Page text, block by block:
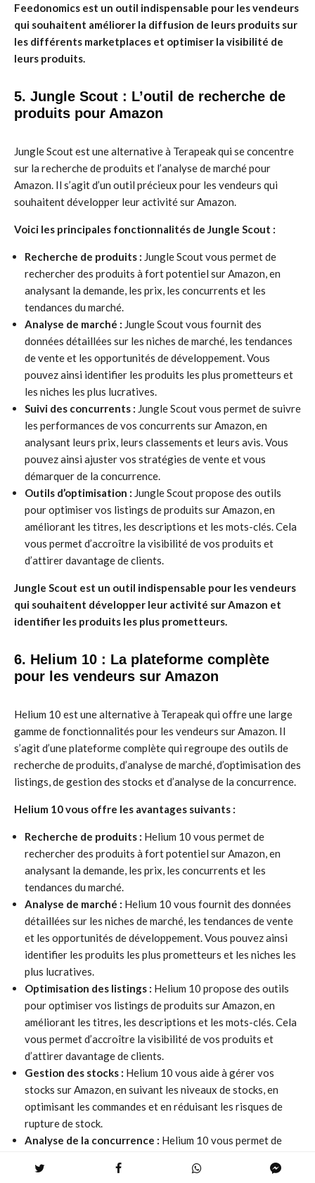
Feedonomics est un outil indispensable pour les vendeurs
qui souhaitent améliorer la diffusion de leurs produits sur
les différents marketplaces et optimiser la visibilité de
leurs produits.
5. Jungle Scout : L’outil de recherche de
produits pour Amazon
Jungle Scout est une alternative à Terapeak qui se concentre
sur la recherche de produits et l’analyse de marché pour
Amazon. Il s’agit d’un outil précieux pour les vendeurs qui
souhaitent développer leur activité sur Amazon.
Voici les principales fonctionnalités de Jungle Scout :
Recherche de produits : Jungle Scout vous permet de
rechercher des produits à fort potentiel sur Amazon, en
analysant la demande, les prix, les concurrents et les
tendances du marché.
Analyse de marché : Jungle Scout vous fournit des
données détaillées sur les niches de marché, les tendances
de vente et les opportunités de développement. Vous
pouvez ainsi identifier les produits les plus prometteurs et
les niches les plus lucratives.
Suivi des concurrents : Jungle Scout vous permet de suivre
les performances de vos concurrents sur Amazon, en
analysant leurs prix, leurs classements et leurs avis. Vous
pouvez ainsi ajuster vos stratégies de vente et vous
démarquer de la concurrence.
Outils d’optimisation : Jungle Scout propose des outils
pour optimiser vos listings de produits sur Amazon, en
améliorant les titres, les descriptions et les mots-clés. Cela
vous permet d’accroître la visibilité de vos produits et
d’attirer davantage de clients.
Jungle Scout est un outil indispensable pour les vendeurs
qui souhaitent développer leur activité sur Amazon et
identifier les produits les plus prometteurs.
6. Helium 10 : La plateforme complète
pour les vendeurs sur Amazon
Helium 10 est une alternative à Terapeak qui offre une large
gamme de fonctionnalités pour les vendeurs sur Amazon. Il
s’agit d’une plateforme complète qui regroupe des outils de
recherche de produits, d’analyse de marché, d’optimisation des
listings, de gestion des stocks et d’analyse de la concurrence.
Helium 10 vous offre les avantages suivants :
Recherche de produits : Helium 10 vous permet de
rechercher des produits à fort potentiel sur Amazon, en
analysant la demande, les prix, les concurrents et les
tendances du marché.
Analyse de marché : Helium 10 vous fournit des données
détaillées sur les niches de marché, les tendances de vente
et les opportunités de développement. Vous pouvez ainsi
identifier les produits les plus prometteurs et les niches les
plus lucratives.
Optimisation des listings : Helium 10 propose des outils
pour optimiser vos listings de produits sur Amazon, en
améliorant les titres, les descriptions et les mots-clés. Cela
vous permet d’accroître la visibilité de vos produits et
d’attirer davantage de clients.
Gestion des stocks : Helium 10 vous aide à gérer vos
stocks sur Amazon, en suivant les niveaux de stocks, en
optimisant les commandes et en réduisant les risques de
rupture de stock.
Analyse de la concurrence : Helium 10 vous permet de
analysant leurs prix, leurs classements et leurs avis. Vous